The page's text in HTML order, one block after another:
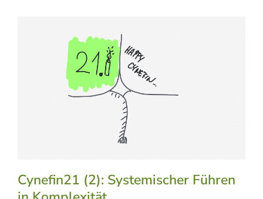
Cynefin21 (2): Systemischer Führen